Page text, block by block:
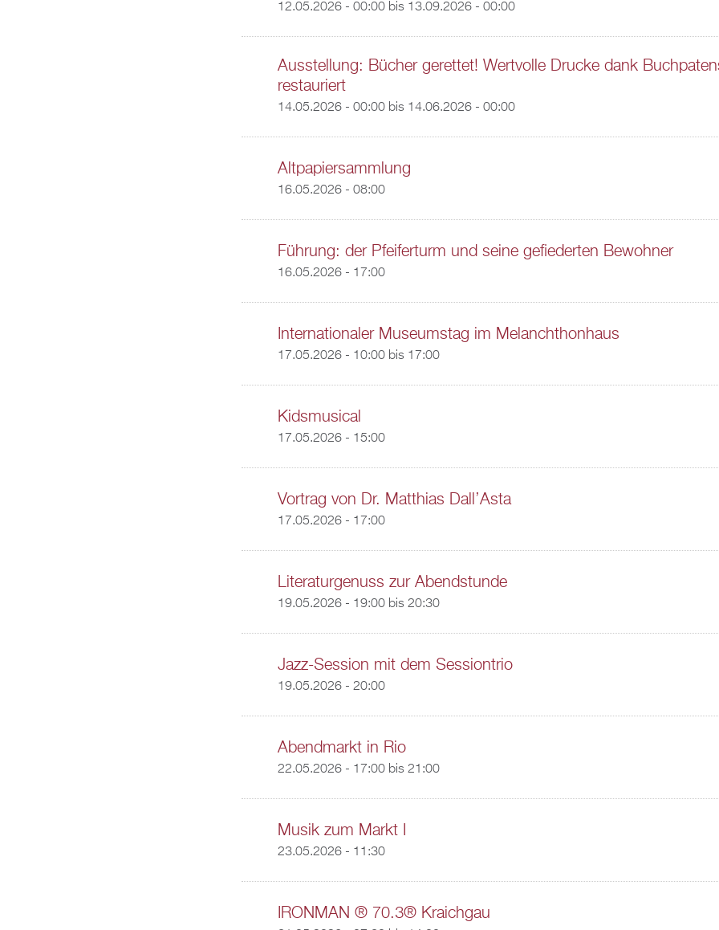
12.05.2026 - 00:00bis 13.09.2026 - 00:00
Ausstellung: Bücher gerettet! Wertvolle Drucke dank
restauriert
14.05.2026 - 00:00bis 14.06.2026 - 00:00
Altpapiersammlung
16.05.2026 - 08:00
Führung: der Pfeiferturm und seine gefiederten Bewohner
16.05.2026 - 17:00
Internationaler Museumstag im Melanchthonhaus
17.05.2026 - 10:00bis 17:00
Kidsmusical
17.05.2026 - 15:00
Vortrag von Dr. Matthias Dall’Asta
17.05.2026 - 17:00
Literaturgenuss zur Abendstunde
19.05.2026 - 19:00bis 20:30
Jazz-Session mit dem Sessiontrio
19.05.2026 - 20:00
Abendmarkt in Rio
22.05.2026 - 17:00bis 21:00
Musik zum Markt I
23.05.2026 - 11:30
IRONMAN ® 70.3® Kraichgau